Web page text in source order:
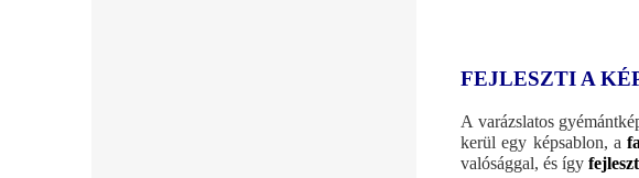
FEJLESZTI A
A varázslatos
kerül egy képsablon, a
valósággal, és így